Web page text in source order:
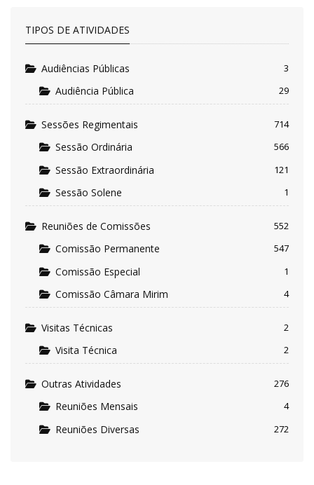
TIPOS DE ATIVIDADES
Audiências Públicas 3
Audiência Pública 29
Sessões Regimentais 714
Sessão Ordinária 566
Sessão Extraordinária 121
Sessão Solene 1
Reuniões de Comissões 552
Comissão Permanente 547
Comissão Especial 1
Comissão Câmara Mirim 4
Visitas Técnicas 2
Visita Técnica 2
Outras Atividades 276
Reuniões Mensais 4
Reuniões Diversas 272